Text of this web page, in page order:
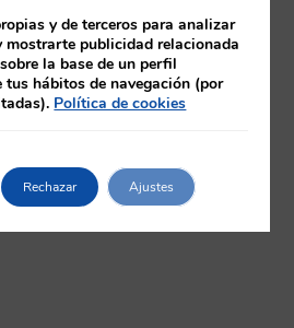
Europea Miguel de
y de terceros para analizar
mostrarte publicidad relacionada
la base de un perfil
hábitos de navegación (por
Política de cookies
Rechazar Ajustes